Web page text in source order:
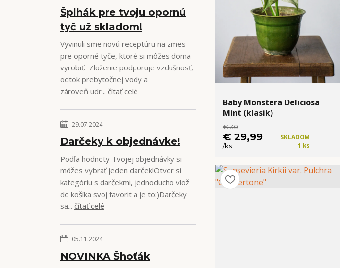
Baby Monstera Deliciosa
Mint (klasik)
€ 30
€ 29,99
/ks
SKLADOM
1 ks
Kúpiť
Šplhák pre tvoju opornú
tyč už skladom!
Vyvinuli sme novú receptúru na zmes
pre oporné tyče, ktoré si môžes doma
vyrobiť. Zloženie podporuje vzdušnosť,
odtok prebytočnej vody a
zároveň udr... čítať celé
29.07.2024
Darčeky k objednávke!
Podľa hodnoty Tvojej objednávky si
môžes vybrať jeden darček!Otvor si
kategóriu s darčekmi, jednoducho vlož
do košíka svoj favorit a je to:)Darčeky
sa... čítať celé
05.11.2024
NOVINKA Šhoťák